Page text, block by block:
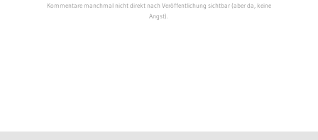
Kommentare manchmal nicht direkt nach Veröffentlichung sichtbar (aber da, keine
Angst).